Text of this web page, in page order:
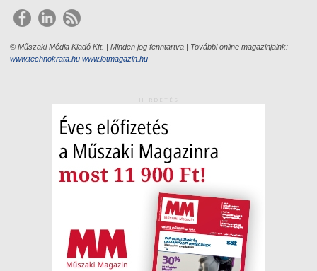
© Műszaki Média Kiadó Kft. | Minden jog fenntartva | További online magazinjaink:
www.technokrata.hu www.iotmagazin.hu
HIRDETÉS